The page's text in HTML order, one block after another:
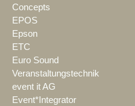
Concepts
EPOS
Epson
ETC
Euro Sound
Veranstaltungstechnik
event it AG
Event*Integrator